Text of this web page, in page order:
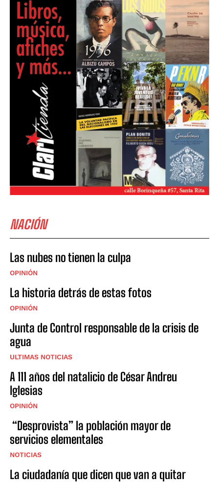
NACIÓN
Las nubes no tienen la culpa
OPINIÓN
La historia detrás de estas fotos
OPINIÓN
Junta de Control responsable de la crisis de
agua
ULTIMAS NOTICIAS
A 111 años del natalicio de César Andreu
Iglesias
OPINIÓN
“Desprovista” la población mayor de
servicios elementales
NOTICIAS
La ciudadanía que dicen que van a quitar